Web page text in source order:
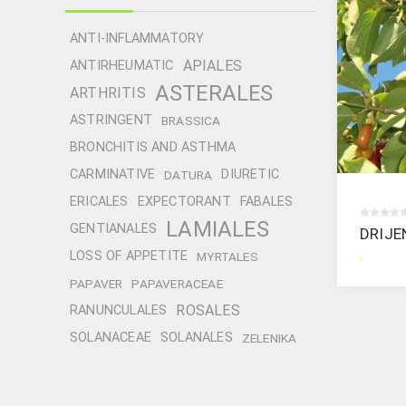
.
ANTI-INFLAMMATORY
ANTIRHEUMATIC
APIALES
ARTHRITIS ASTERALES
ASTRINGENT BRASSICA
BRONCHITIS AND ASTHMA
CARMINATIVE
DATURA
DIURETIC
ERICALES
EXPECTORANT
FABALES
GENTIANALES
LAMIALES
LOSS OF APPETITE
MYRTALES
PAPAVER
PAPAVERACEAE
RANUNCULALES ROSALES
SOLANACEAE SOLANALES ZELENIKA